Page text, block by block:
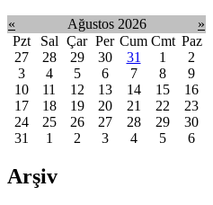
« Ağustos 2026
»
Pzt
Sal Çar Per Cum Cmt Paz
27
28 29 30 31 1
2
3
4 5 6 7 8
9
10
11 12 13 14 15
16
17
18 19 20 21 22
23
24
25 26 27 28 29
30
31
1 2 3 4 5 6
Arşiv